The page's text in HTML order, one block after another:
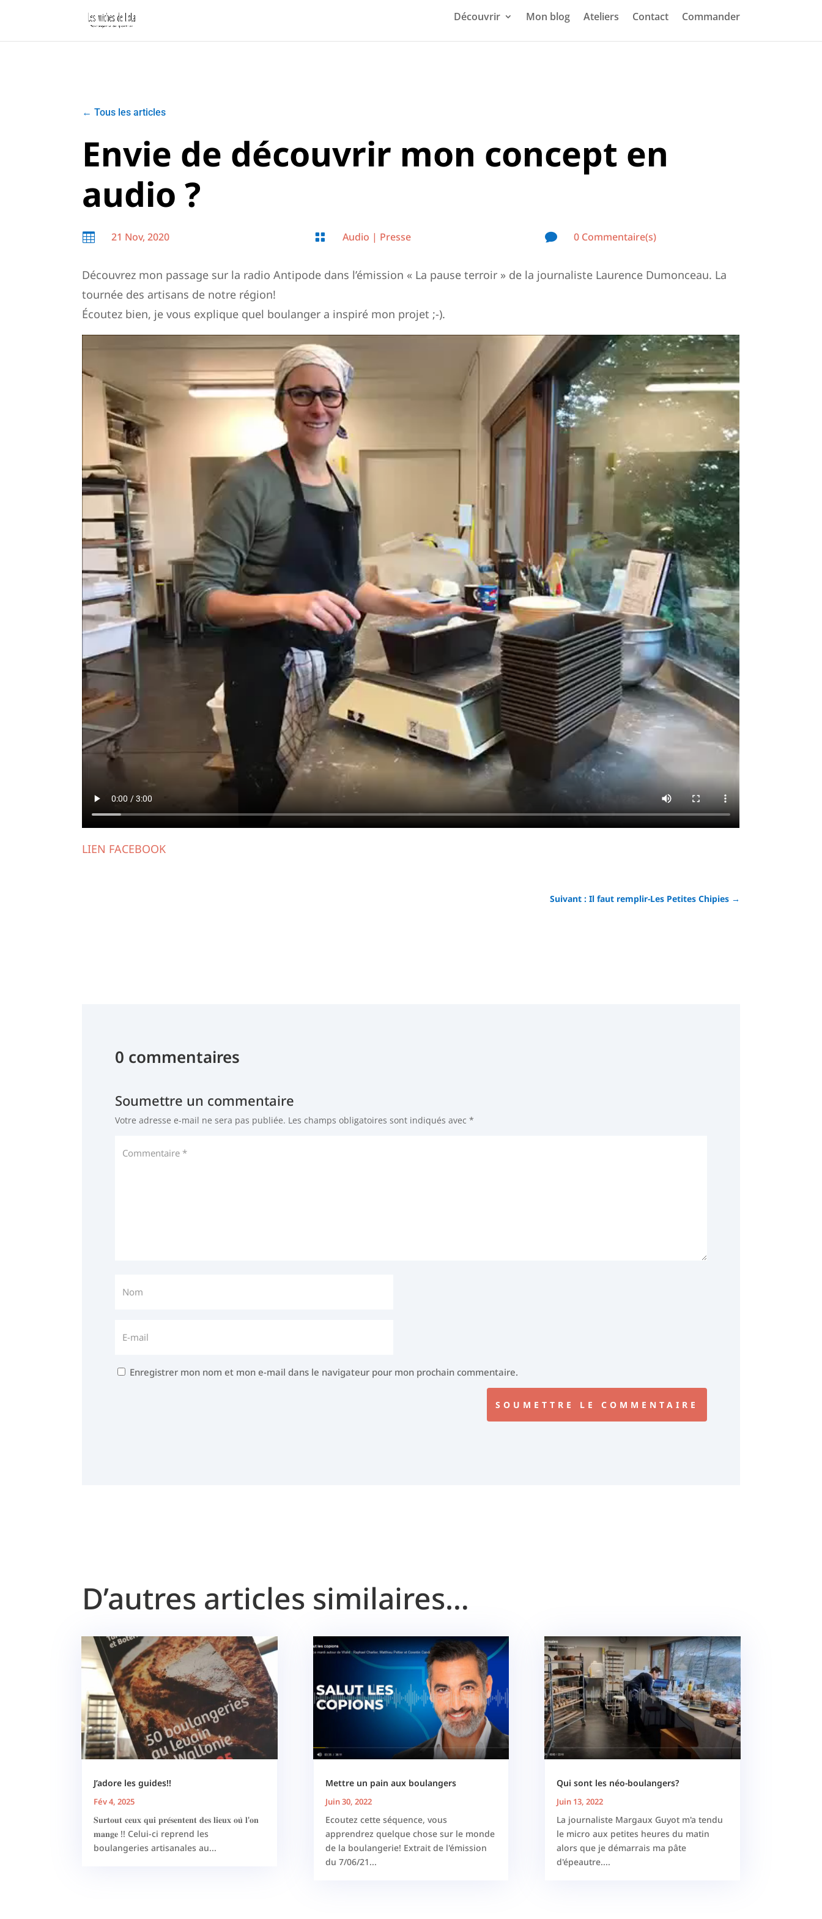
Découvrir Mon blog Ateliers Contact Commander
←Tous les articles
Envie de découvrir mon concept en
audio ?
 21 Nov, 2020  Audio | Presse  0 Commentaire(s)
Découvrez mon passage sur la radio Antipode dans l’émission « La pause terroir » de la journaliste Laurence Dumonceau. La
tournée des artisans de notre région!
Écoutez bien, je vous explique quel boulanger a inspiré mon projet ;-).
LIEN FACEBOOK
Suivant : Il faut remplir-Les Petites Chipies→
0 commentaires
Soumettre un commentaire
Votre adresse e-mail ne sera pas publiée. Les champs obligatoires sont indiqués avec*
Enregistrer mon nom et mon e-mail dans le navigateur pour mon prochain commentaire.
SOUMETTRE LE COMMENTAIRE
D’autres articles similaires…
J’adore les guides!!
Fév 4, 2025
𝐒𝐮𝐫𝐭𝐨𝐮𝐭 𝐜𝐞𝐮𝐱 𝐪𝐮𝐢 𝐩𝐫𝐞́𝐬𝐞𝐧𝐭𝐞𝐧𝐭 𝐝𝐞𝐬 𝐥𝐢𝐞𝐮𝐱 𝐨𝐮̀ 𝐥'𝐨𝐧
𝐦𝐚𝐧𝐠𝐞 !! Celui-ci reprend les
boulangeries artisanales au...
Mettre un pain aux boulangers
Juin 30, 2022
Ecoutez cette séquence, vous
apprendrez quelque chose sur le monde
de la boulangerie! Extrait de l'émission
du 7/06/21...
Qui sont les néo-boulangers?
Juin 13, 2022
La journaliste Margaux Guyot m'a tendu
le micro aux petites heures du matin
alors que je démarrais ma pâte
d'épeautre....